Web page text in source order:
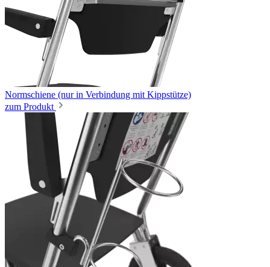
Normschiene (nur in Verbindung mit Kippstütze)
zum Produkt